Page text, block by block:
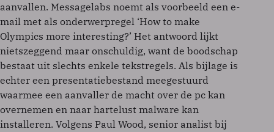
aanvallen. Messagelabs noemt als voorbeeld een e-
mail met als onderwerpregel ‘How to make
Olympics more interesting?’ Het antwoord lijkt
nietszeggend maar onschuldig, want de boodschap
bestaat uit slechts enkele tekstregels. Als bijlage is
echter een presentatiebestand meegestuurd
waarmee een aanvaller de macht over de pc kan
overnemen en naar hartelust malware kan
installeren. Volgens Paul Wood, senior analist bij